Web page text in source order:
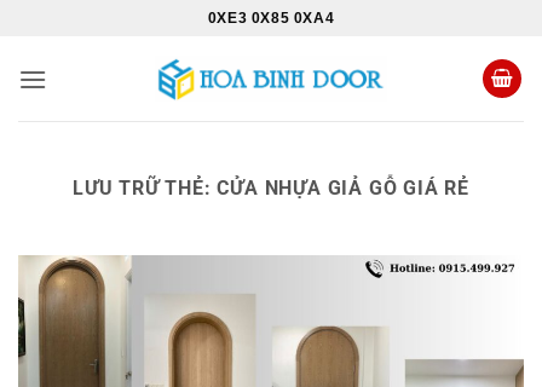
nội
0XE3 0X85 0XA4
LƯU TRỮ THẺ:CỬA NHỰA GIẢ GỖ GIÁ RẺ